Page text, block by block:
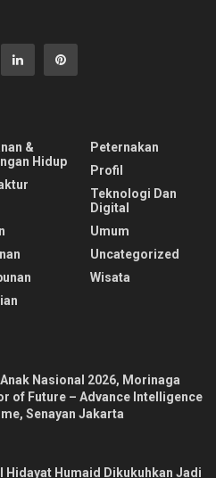
&
Hidup
Peternakan
Profil
Teknologi Dan
Digital
Umum
Uncategorized
Wisata
Nasional 2026, Morinaga
of Future – Advance Intelligence
Senayan Jakarta
Hidayat Humaid Dikukuhkan Jadi